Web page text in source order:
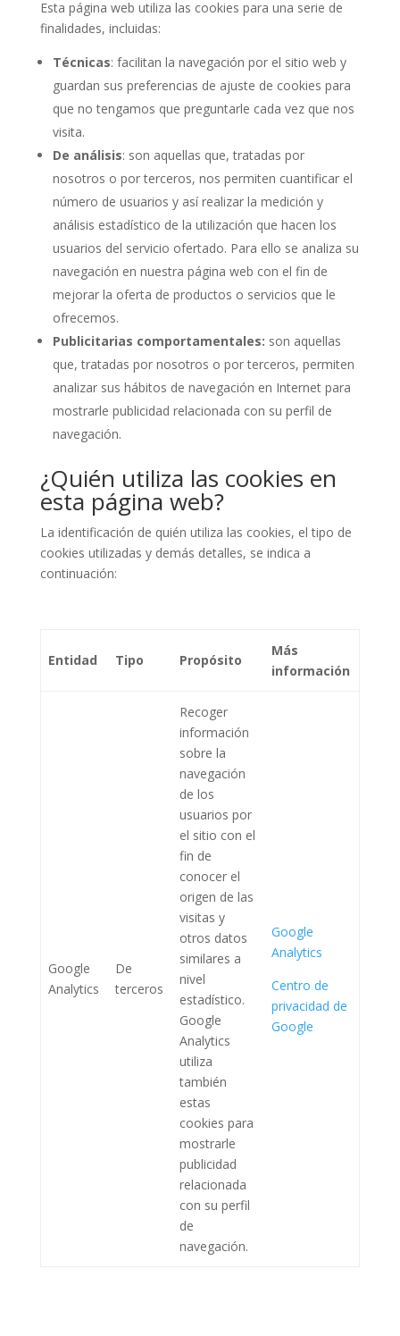
Esta página web utiliza las cookies para una serie de
finalidades, incluidas:
Técnicas: facilitan la navegación por el sitio web y
guardan sus preferencias de ajuste de cookies para
que no tengamos que preguntarle cada vez que nos
visita.
De análisis: son aquellas que, tratadas por
nosotros o por terceros, nos permiten cuantificar el
número de usuarios y así realizar la medición y
análisis estadístico de la utilización que hacen los
usuarios del servicio ofertado. Para ello se analiza su
navegación en nuestra página web con el fin de
mejorar la oferta de productos o servicios que le
ofrecemos.
Publicitarias comportamentales: son aquellas
que, tratadas por nosotros o por terceros, permiten
analizar sus hábitos de navegación en Internet para
mostrarle publicidad relacionada con su perfil de
navegación.
¿Quién utiliza las cookies en
esta página web?
La identificación de quién utiliza las cookies, el tipo de
cookies utilizadas y demás detalles, se indica a
continuación:
Entidad Tipo Propósito
Más
información
Google
Analytics
De
terceros
Recoger
información
sobre la
navegación
de los
usuarios por
el sitio con el
fin de
conocer el
origen de las
visitas y
otros datos
similares a
nivel
estadístico.
Google
Analytics
utiliza
también
estas
cookies para
mostrarle
publicidad
relacionada
con su perfil
de
navegación.
Google
Analytics
Centro de
privacidad de
Google